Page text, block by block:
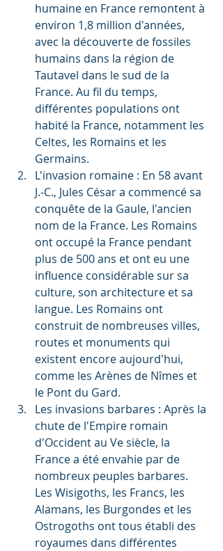
humaine en France remontent à
environ 1,8 million d'années,
avec la découverte de fossiles
humains dans la région de
Tautavel dans le sud de la
France. Au fil du temps,
différentes populations ont
habité la France, notamment les
Celtes, les Romains et les
Germains.
L'invasion romaine : En 58 avant
J.-C., Jules César a commencé sa
conquête de la Gaule, l'ancien
nom de la France. Les Romains
ont occupé la France pendant
plus de 500 ans et ont eu une
influence considérable sur sa
culture, son architecture et sa
langue. Les Romains ont
construit de nombreuses villes,
routes et monuments qui
existent encore aujourd'hui,
comme les Arènes de Nîmes et
le Pont du Gard.
Les invasions barbares : Après la
chute de l'Empire romain
d'Occident au Ve siècle, la
France a été envahie par de
nombreux peuples barbares.
Les Wisigoths, les Francs, les
Alamans, les Burgondes et les
Ostrogoths ont tous établi des
royaumes dans différentes